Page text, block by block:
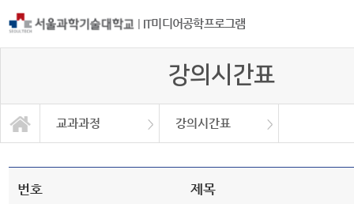
| IT미디어공학프로그램
강의시간표
교과과정 강의시간표
프로그램소개
교과과정
자료실
공지사항
대학원
교육과정이수체계도
강의시간표
교과목 소개
교과과정
번호 제목